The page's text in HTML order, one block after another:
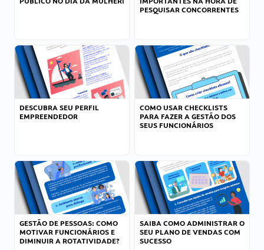
PESQUISAR CONCORRENTES
DESCUBRA SEU PERFIL
EMPREENDEDOR
COMO USAR CHECKLISTS
PARA FAZER A GESTÃO DOS
SEUS FUNCIONÁRIOS
GESTÃO DE PESSOAS: COMO
MOTIVAR FUNCIONÁRIOS E
DIMINUIR A ROTATIVIDADE?
SAIBA COMO ADMINISTRAR O
SEU PLANO DE VENDAS COM
SUCESSO